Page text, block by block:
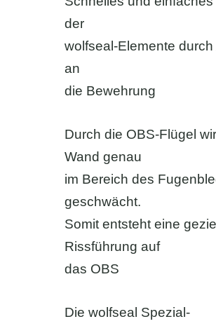
der
wolfseal-Elemente
an
die Bewehrung
Durch die OBS-Flügel
Wand genau
im Bereich des
geschwächt.
Somit entsteht eine
Rissführung auf
das OBS
Die wolfseal Spezial-